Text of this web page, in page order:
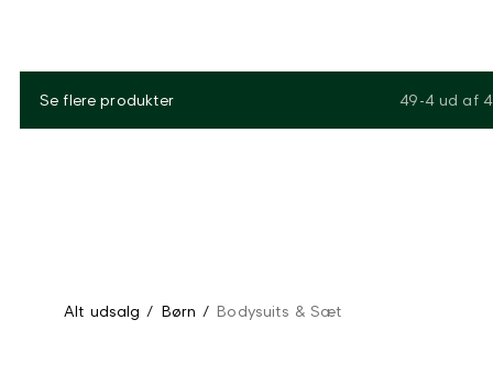
Se flere produkter 49-4 ud af 4
Alt udsalg / Børn / Bodysuits & Sæt